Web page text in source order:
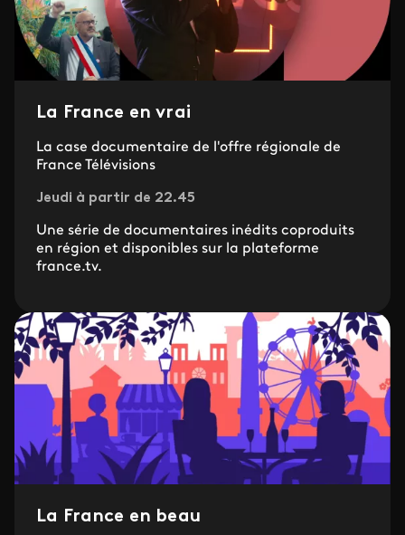
La France en vrai
La case documentaire de l'offre régionale de
France Télévisions
Jeudi à partir de 22.45
Une série de documentaires inédits coproduits
en région et disponibles sur la plateforme
france.tv.
La France en beau